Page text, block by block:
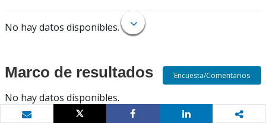
No hay datos disponibles.
Marco de resultados
No hay datos disponibles.
Encuesta/Comentarios